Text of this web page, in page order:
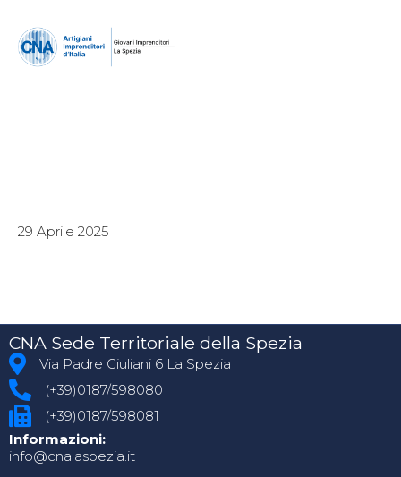
29 Aprile 2025
CNA Sede Territoriale della Spezia
Via Padre Giuliani 6 La Spezia
(+39)0187/598080
(+39)0187/598081
Informazioni:
info@cnalaspezia.it